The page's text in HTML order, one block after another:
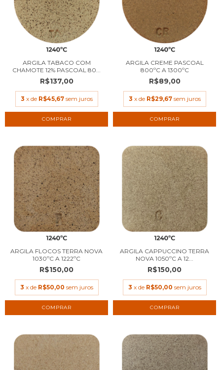
ARGILA TABACO COM
CHAMOTE 12% PASCOAL 80...
R$137,00
3 x de R$45,67 sem juros
ARGILA CREME PASCOAL
800ºC A 1300ºC
R$89,00
3 x de R$29,67 sem juros
COMPRAR
ARGILA FLOCOS TERRA NOVA
1030ºC A 1222ºC
R$150,00
3 x de R$50,00 sem juros
COMPRAR
ARGILA CAPPUCCINO TERRA
NOVA 1050ºC A 12...
R$150,00
3 x de R$50,00 sem juros
COMPRAR